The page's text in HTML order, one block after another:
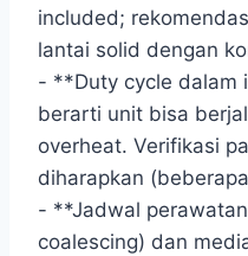
included;
lantai solid dengan
- **Duty cycle dalam
berarti unit bisa
overheat. Verifikasi
diharapkan
- **Jadwal
coalescing) dan